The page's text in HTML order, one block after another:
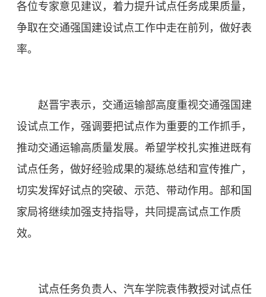
各位专家意见建议，着力提升试点任务成果质量，
争取在交通强国建设试点工作中走在前列，做好表
率。
赵晋宇表示，交通运输部高度重视交通强国建
设试点工作，强调要把试点作为重要的工作抓手，
推动交通运输高质量发展。希望学校扎实推进既有
试点任务，做好经验成果的凝练总结和宣传推广，
切实发挥好试点的突破、示范、带动作用。部和国
家局将继续加强支持指导，共同提高试点工作质
效。
试点任务负责人、汽车学院袁伟教授对试点任